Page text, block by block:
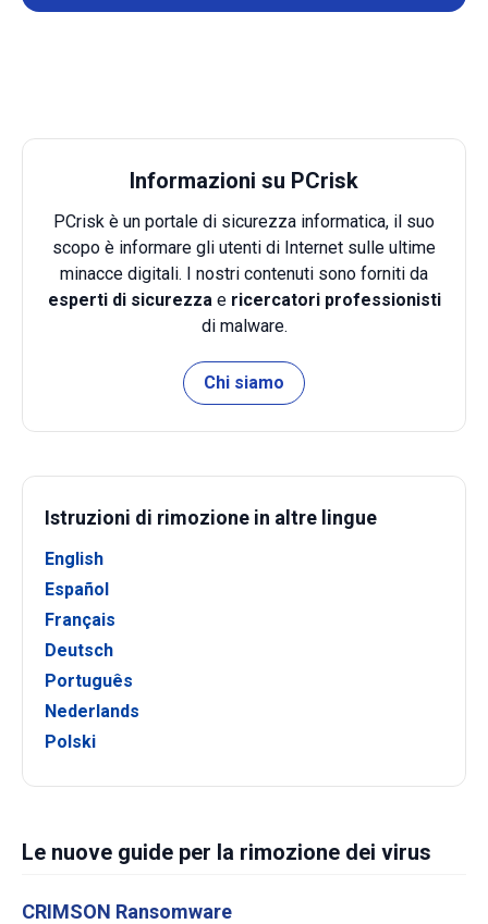
Informazioni su PCrisk
PCrisk è un portale di sicurezza informatica, il suo
scopo è informare gli utenti di Internet sulle ultime
minacce digitali. I nostri contenuti sono forniti da
esperti di sicurezzae ricercatori professionisti
di malware.
Chi siamo
Istruzioni di rimozione in altre lingue
English
Español
Français
Deutsch
Português
Nederlands
Polski
Le nuove guide per la rimozione dei virus
CRIMSON Ransomware